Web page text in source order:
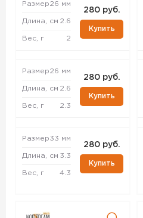
Размер26 мм
Длина, см 2.6
Вес, г 2
280 руб.
Купить
Размер26 мм
Длина, см 2.6
Вес, г 2.3
280 руб.
Купить
Размер33 мм
Длина, см 3.3
Вес, г 4.3
280 руб.
Купить